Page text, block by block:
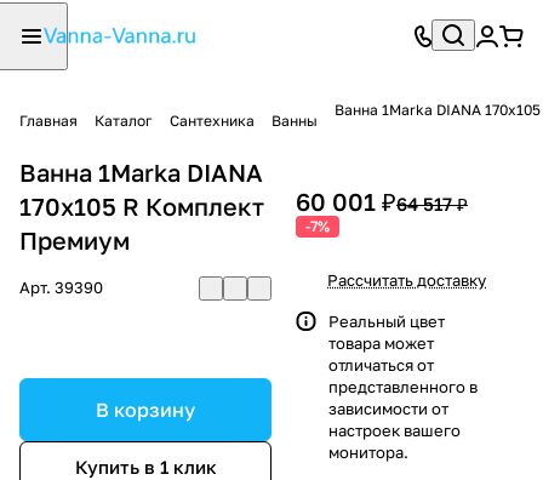
Главная Каталог Сантехника Ванны
Ванна 1Marka DIANA
Ванна 1Marka DIANA
170x105 R Комплект
Премиум
Арт. 39390
В корзину
Купить в 1 клик
60 001 ₽64 517 ₽
-7%
Рассчитать доставку
Реальный цвет
товара может
отличаться от
представленного в
зависимости от
настроек вашего
монитора.